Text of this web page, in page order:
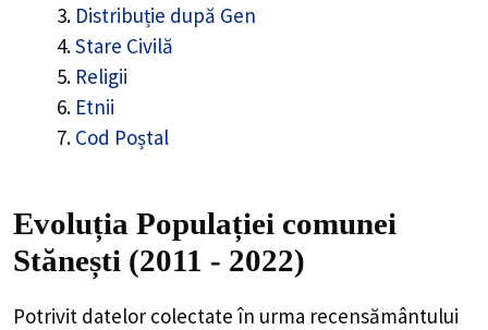
Distribuție după Gen
Stare Civilă
Religii
Etnii
Cod Poștal
Evoluția Populației comunei
Stănești (2011 - 2022)
Potrivit datelor colectate în urma recensământului